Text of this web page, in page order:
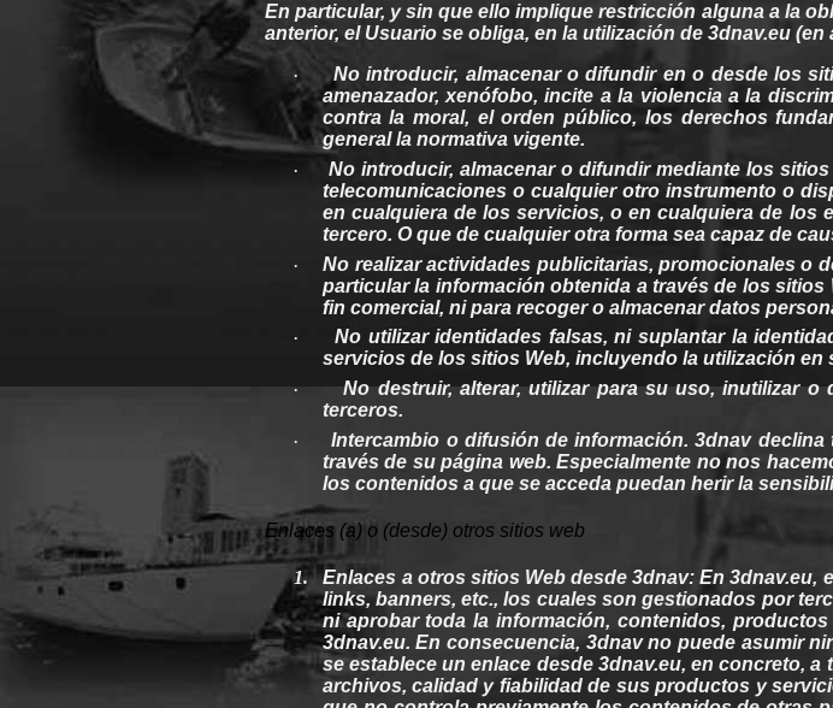
En particular, ysin queello impliquerestricción algunaa la
anterior, el Usuario se obliga, en la utilización de 3dnav.eu(en
· No introducir, almacenar o difundir en o desde los
amenazador, xenófobo, incite a la violencia a la
contra la moral, elorden público, los derechos
generalla normativa vigente.
· No introducir, almacenar o difundir mediante los sitios
telecomunicaciones o cualquier otro instrumento o
en cualquierade los servicios, o encualquiera de los
tercero. O que de cualquier otraforma seacapaz de
· No realizar actividades publicitarias,promocionales o
particular la informaciónobtenida a través de los sitios
fin comercial, ni para recogero almacenar datos
· No utilizar identidades falsas, ni suplantar la
servicios de los sitios Web, incluyendola utilización en
· Nodestruir, alterar, utilizar parasuuso, inutilizar o
terceros.
· Intercambio o difusión de información.3dnavdeclina
través de su página web. Especialmente no nos
los contenidos a que se acceda puedan herirla
Enlaces (a) o (desde) otrossitios web
1. Enlaces a otros sitios Webdesde 3dnav: En 3dnav.eu,
links, banners, etc., los cuales songestionados por
ni aprobar toda la información, contenidos, productos
3dnav.eu. En consecuencia, 3dnavnopuede asumir
se establece un enlace desde 3dnav.eu, en concreto, a
archivos,calidad y fiabilidadde sus productos y